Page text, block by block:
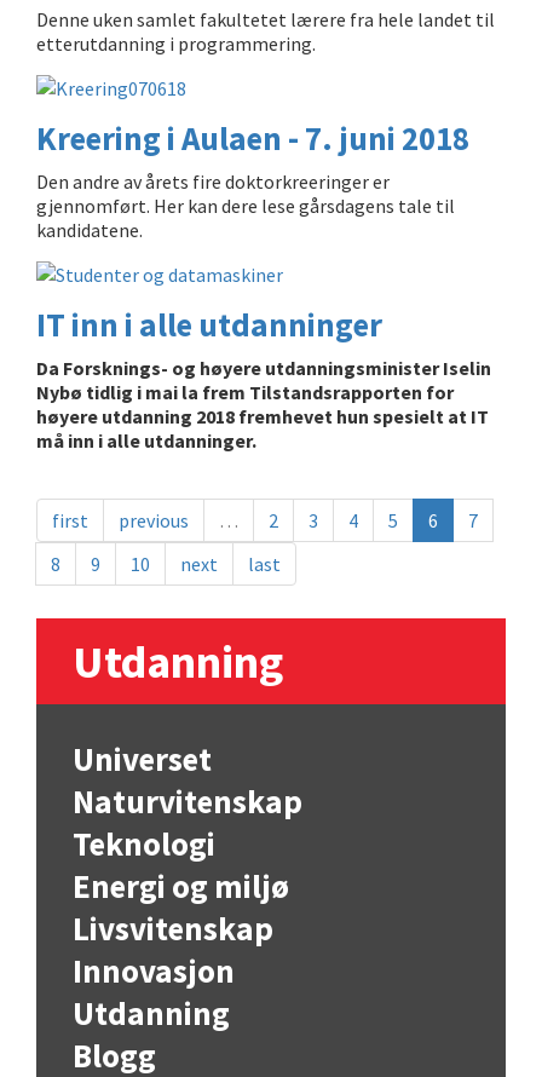
Denne uken samlet fakultetet lærere fra hele landet til
etterutdanning i programmering.
Kreering i Aulaen - 7. juni 2018
Den andre av årets fire doktorkreeringer er
gjennomført. Her kan dere lese gårsdagens tale til
kandidatene.
IT inn i alle utdanninger
Da Forsknings- og høyere utdanningsminister Iselin
Nybø tidlig i mai la frem Tilstandsrapporten for
høyere utdanning 2018 fremhevet hun spesielt at IT
må inn i alle utdanninger.
first previous … 2 3 4 5 6
7
8
9 10 next last
Utdanning
Universet
Naturvitenskap
Teknologi
Energi og miljø
Livsvitenskap
Innovasjon
Utdanning
Blogg